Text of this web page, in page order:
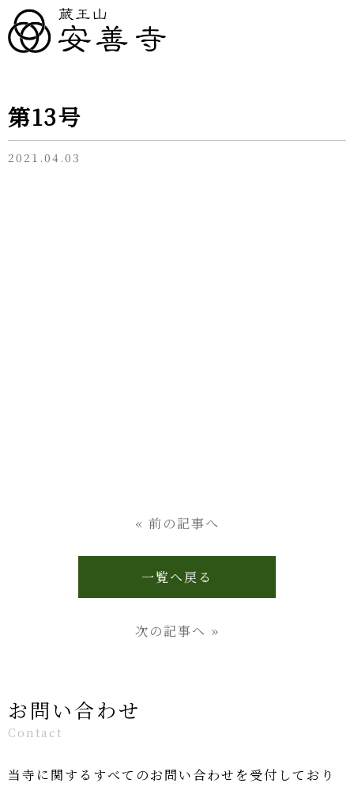
第13号
2021.04.03
« 前の記事へ
一覧へ戻る
次の記事へ »
お問い合わせ
Contact
当寺に関するすべてのお問い合わせを受付しており